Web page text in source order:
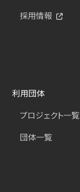
採用情報
利用団体
プロジェクト一覧
団体一覧